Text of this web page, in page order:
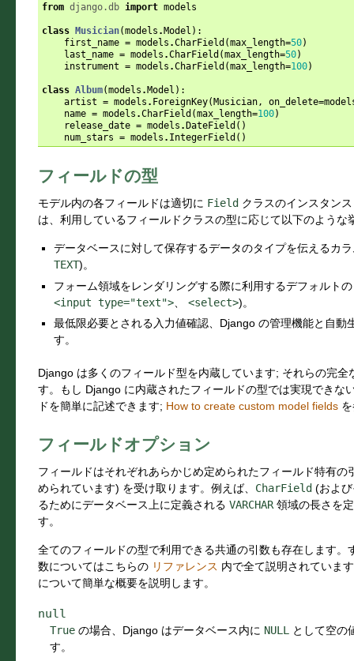
from django.db import models
class Musician(models .Model ):
first_name = models .CharField (max_length=50)
last_name = models .CharField (max_length=50)
instrument = models .CharField (max_length=100)
class Album(models .Model ):
artist = models . ForeignKey(Musician, on_delete=
name = models .CharField (max_length=100)
release_date = models .DateField ()
num_stars = models . IntegerField ()
フィールドの型
モデル内の各フィールドは適切に Field クラスのインスタン
は、利用しているフィールドクラスの型に応じて以下のような
データベースに対して保存するデータのタイプを伝えるカ
TEXT)。
フォーム領域をレンダリングする際に利用するデフォルト
<input type="text"> <select>)。
最低限必要とされる入力値確認、Django の管理機能と自動
す。
Django は多くのフィールド型を内蔵しています; それらの完
す。もし Django に内蔵されたフィールドの型では実現できな
ドを簡単に記述できます; How to create custom model fields
フィールドオプション
フィールドはそれぞれあらかじめ定められたフィールド特有の
められています) を受け取ります。例えば、 CharField (およ
るためにデータベース上に定義される VARCHAR 領域の長さを
す。
全てのフィールドの型で利用できる共通の引数も存在します
数についてはこちらの リファレンス 内で全て説明されていま
について簡単な概要を説明します。
null
True の場合、Django はデータベース内に NULL
として空の
す。